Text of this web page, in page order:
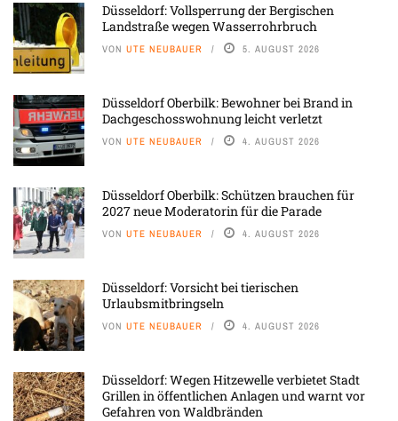
Düsseldorf: Vollsperrung der Bergischen
Landstraße wegen Wasserrohrbruch
VON UTE NEUBAUER 5. AUGUST 2026
Düsseldorf Oberbilk: Bewohner bei Brand in
Dachgeschosswohnung leicht verletzt
VON UTE NEUBAUER 4. AUGUST 2026
Düsseldorf Oberbilk: Schützen brauchen für
2027 neue Moderatorin für die Parade
VON UTE NEUBAUER 4. AUGUST 2026
Düsseldorf: Vorsicht bei tierischen
Urlaubsmitbringseln
VON UTE NEUBAUER 4. AUGUST 2026
Düsseldorf: Wegen Hitzewelle verbietet Stadt
Grillen in öffentlichen Anlagen und warnt vor
Gefahren von Waldbränden